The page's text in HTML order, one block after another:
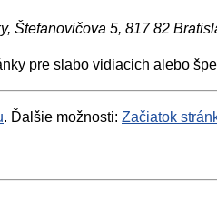
Štefanovičova 5, 817 82
pre slabo vidiacich alebo
. Ďalšie možnosti: Začiatok